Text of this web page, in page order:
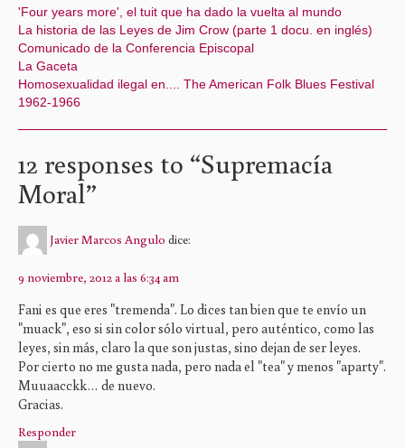
'Four years more', el tuit que ha dado la vuelta al mundo
La historia de las Leyes de Jim Crow (parte 1 docu. en inglés)
Comunicado de la Conferencia Episcopal
La Gaceta
Homosexualidad ilegal en.... The American Folk Blues Festival
1962-1966
12 responses to “Supremacía
Moral”
Javier Marcos Angulo dice:
9 noviembre, 2012 a las 6:34 am
Fani es que eres "tremenda". Lo dices tan bien que te envío un
"muack", eso si sin color sólo virtual, pero auténtico, como las
leyes, sin más, claro la que son justas, sino dejan de ser leyes.
Por cierto no me gusta nada, pero nada el "tea" y menos "aparty".
Muuaacckk… de nuevo.
Gracias.
Responder